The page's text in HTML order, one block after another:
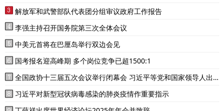
解放军和武警部队代表团分组审议政府工作报告
李强主持召开国务院第三次全体会议
中美元首将在巴厘岛举行双边会见
国考报名迎高峰期 多个岗位竞争已超1500:1
全国政协十三届五次会议举行闭幕会 习近平等党和国家领导人出
席
习近平对新型冠状病毒感染的肺炎疫情作重要指示